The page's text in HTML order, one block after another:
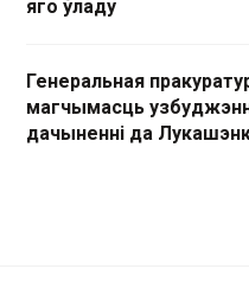
яго ўладу
Генеральная
магчымасць
дачыненні да